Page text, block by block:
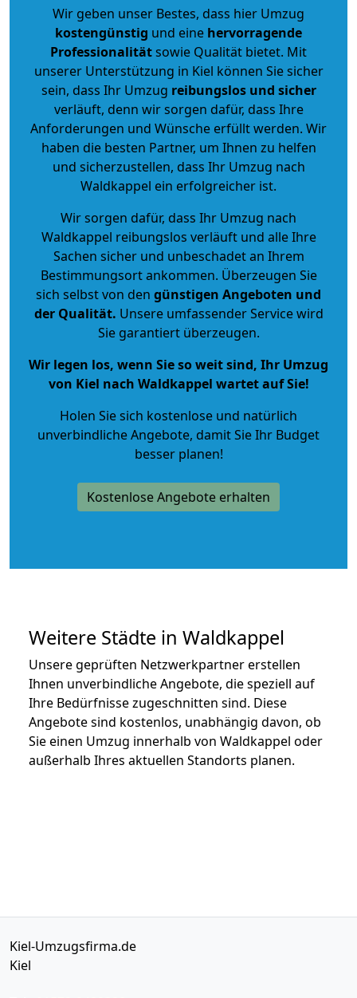
Wir geben unser Bestes, dass hier Umzug
kostengünstig und eine hervorragende
Professionalitätsowie Qualität bietet. Mit
unserer Unterstützung in Kiel können Sie sicher
sein, dass Ihr Umzug reibungslos und sicher
verläuft, denn wir sorgen dafür, dass Ihre
Anforderungen und Wünsche erfüllt werden. Wir
haben die besten Partner, um Ihnen zu helfen
und sicherzustellen, dass Ihr Umzug nach
Waldkappel ein erfolgreicher ist.
Wir sorgen dafür, dass Ihr Umzug nach
Waldkappel reibungslos verläuft und alle Ihre
Sachen sicher und unbeschadet an Ihrem
Bestimmungsort ankommen. Überzeugen Sie
sich selbst von den günstigen Angeboten und
der Qualität. Unsere umfassender Service wird
Sie garantiert überzeugen.
Wir legen los, wenn Sie so weit sind, Ihr Umzug
von Kiel nach Waldkappel wartet auf Sie!
Holen Sie sich kostenlose und natürlich
unverbindliche Angebote, damit Sie Ihr Budget
besser planen!
Kostenlose Angebote erhalten
Weitere Städte in Waldkappel
Unsere geprüften Netzwerkpartner erstellen
Ihnen unverbindliche Angebote, die speziell auf
Ihre Bedürfnisse zugeschnitten sind. Diese
Angebote sind kostenlos, unabhängig davon, ob
Sie einen Umzug innerhalb von Waldkappel oder
außerhalb Ihres aktuellen Standorts planen.
Kiel-Umzugsfirma.de
Kiel